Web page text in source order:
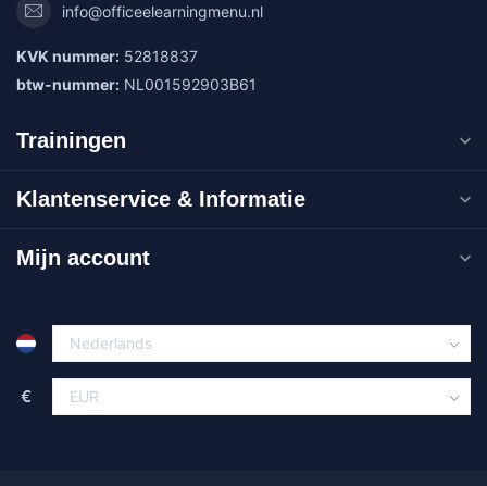
info@officeelearningmenu.nl
KVK nummer: 52818837
btw-nummer: NL001592903B61
Trainingen
Klantenservice & Informatie
Mijn account
€